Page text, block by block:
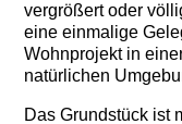
vergrößert oder
eine einmalige
Wohnprojekt in
natürlichen
Das Grundstück ist